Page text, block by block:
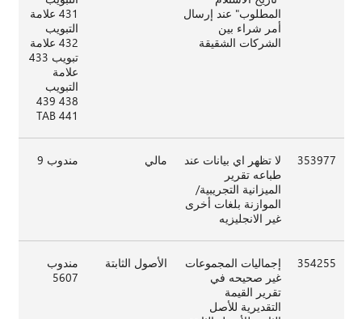
المطلوب" عند إرسال
أمر شراء بين
الشركات الشقيقة
431 علامة
التبويب
432 علامة
تبويب 433
علامة
التبويب
438 439
TAB 441
353977
لا تظهر اي بيانات عند
طباعه تقرير
الميزانية التجريبية/
الموازنة بلغات أخرى
غير الانجليزيه
مالي مندوب 9
354255
إجماليات المجموعات
غير صحيحه في
تقرير القيمة
التقديرية للأصل
الأصول الثابتة
مندوب
5607